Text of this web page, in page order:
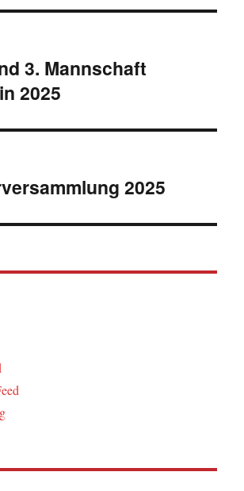
3. Mannschaft
2025
2025